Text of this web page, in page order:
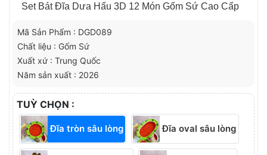
Set Bát Đĩa Dưa Hấu 3D 12 Món Gốm Sứ Cao Cấp
Mã Sản Phẩm : DGD089
Chất liệu : Gốm Sứ
Xuất xứ : Trung Quốc
Năm sản xuất : 2026
TUỲ CHỌN :
Đĩa tròn sâu lòng Đĩa oval sâu lòng